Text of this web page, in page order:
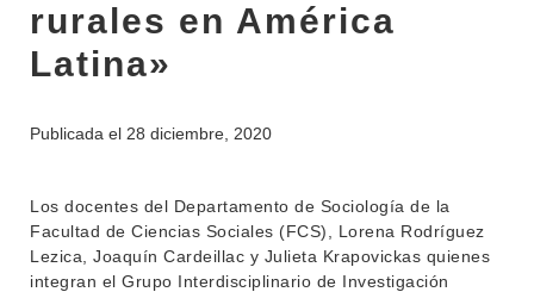
DEPARTAMENTOS
ENSEÑANZA
EVA FCS
OFERTA DE GRADO
rurales en América
Latina»
Publicada el 28 diciembre, 2020
Los docentes del Departamento de Sociología de la
Facultad de Ciencias Sociales (FCS), Lorena Rodríguez
Lezica, Joaquín Cardeillac y Julieta Krapovickas quienes
integran el Grupo Interdisciplinario de Investigación